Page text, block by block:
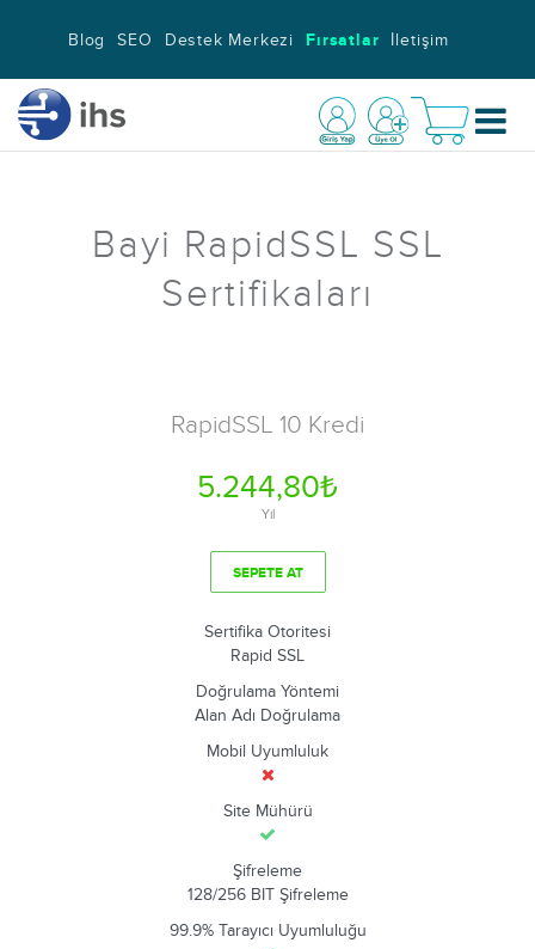
Blog SEO Destek Merkezi Fırsatlar İletişim
Bayi RapidSSL SSL
Sertifikaları
RapidSSL 10 Kredi
5.244,80₺
Yıl
SEPETE AT
Sertifika Otoritesi
Rapid SSL
Doğrulama Yöntemi
Alan Adı Doğrulama
Mobil Uyumluluk
Site Mühürü
Şifreleme
128/256 BIT Şifreleme
99.9% Tarayıcı Uyumluluğu